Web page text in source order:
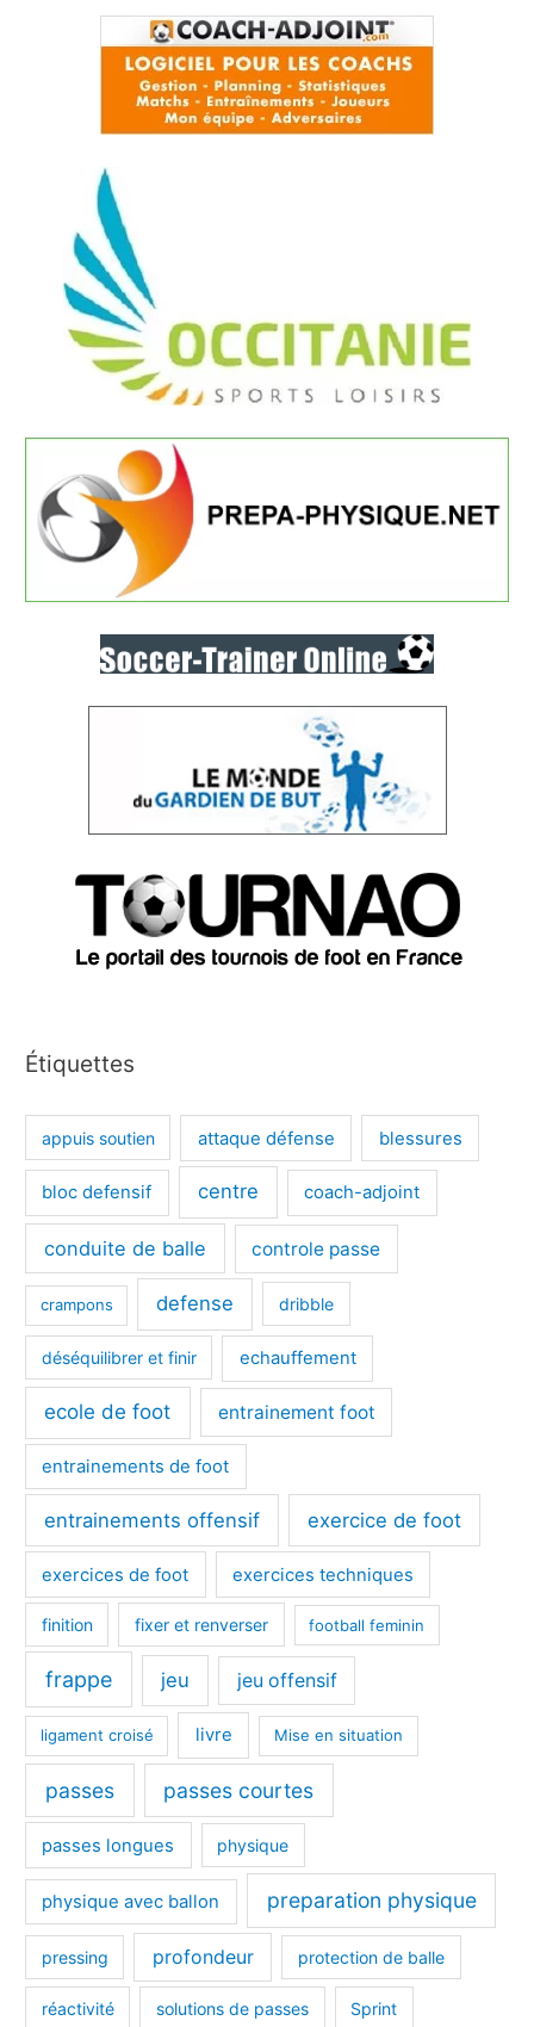
Étiquettes
appuis soutien attaque défense blessures
bloc defensif centre coach-adjoint
conduite de balle controle passe
crampons defense dribble
déséquilibrer et finir echauffement
ecole de foot entrainement foot
entrainements de foot
entrainements offensif exercice de foot
exercices de foot exercices techniques
finition fixer et renverser football feminin
frappe jeu jeu offensif
ligament croisé livre Mise en situation
passes passes courtes
passes longues physique
physique avec ballon preparation physique
pressing profondeur protection de balle
réactivité solutions de passes Sprint